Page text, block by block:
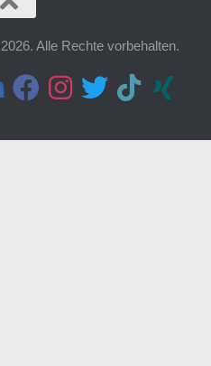
Alle Rechte vorbehalten.